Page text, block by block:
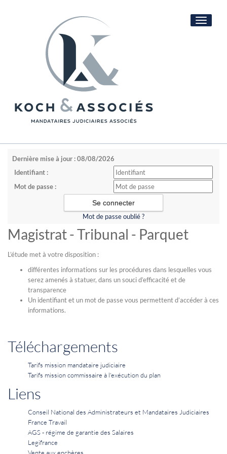
Toggle
Dernière mise à jour : 08/08/2026
Identifiant :
Mot de passe :
Mot de passe oublié ?
Magistrat - Tribunal - Parquet
L’étude met à votre disposition :
différentes informations sur les procédures dans lesquelles vous
serez amenés à statuer, dans un souci d’efficacité et de
transparence
Un identifiant et un mot de passe vous permettent d’accéder à ces
informations.
Téléchargements
Tarifs mission mandataire judiciaire
Tarifs mission commissaire à l'exécution du plan
Liens
Conseil National des Administrateurs et Mandataires Judiciaires
France Travail
AGS - régime de garantie des Salaires
Legifrance